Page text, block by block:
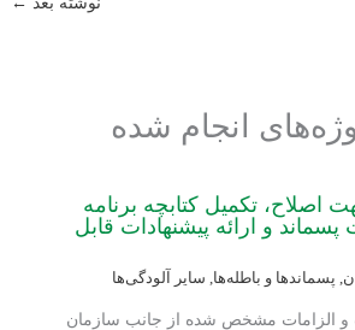
انجام شده
اصلاح، تکمیل کتابچه برنامه
پسماند و ارائه پیشنهادات قابل
, پسماندها و باطله‌ها, سایر آلودگی‌ها
الزامات مشخص شده از جانب سازمان